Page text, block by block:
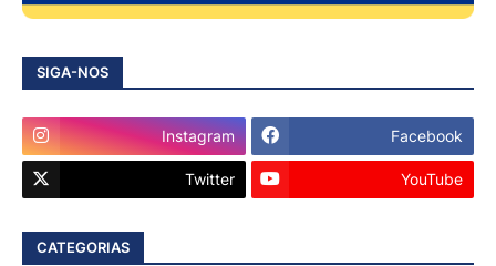
SIGA-NOS
Instagram Facebook
Twitter YouTube
CATEGORIAS